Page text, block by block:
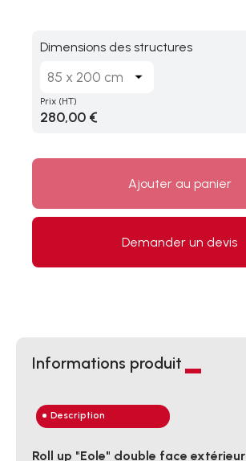
Dimensions des structures
Prix (HT)
280,00 €
Ajouter au panier
Demander un devis
Informations produit
Description
Roll up "Eole" double face extérieur